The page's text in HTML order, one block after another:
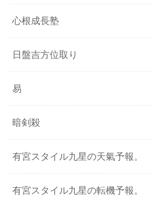
心根成長塾
日盤吉方位取り
易
暗剣殺
有宮スタイル九星の天氣予報。
有宮スタイル九星の転機予報。